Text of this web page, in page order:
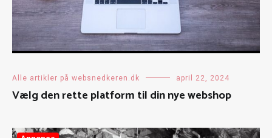
Alle artikler på websnedkeren.dk april 22, 2024
Vælg den rette platform til din nye webshop